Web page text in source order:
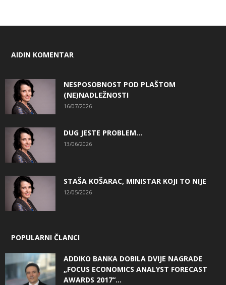
AIDIN KOMENTAR
NESPOSOBNOST POD PLAŠTOM
(NE)NADLEŽNOSTI
16/07/2026
DUG JESTE PROBLEM…
13/06/2026
STAŠA KOŠARAC, MINISTAR KOJI TO NIJE
12/05/2026
POPULARNI ČLANCI
ADDIKO BANKA DOBILA DVIJE NAGRADE
„FOCUS ECONOMICS ANALYST FORECAST
AWARDS 2017“...